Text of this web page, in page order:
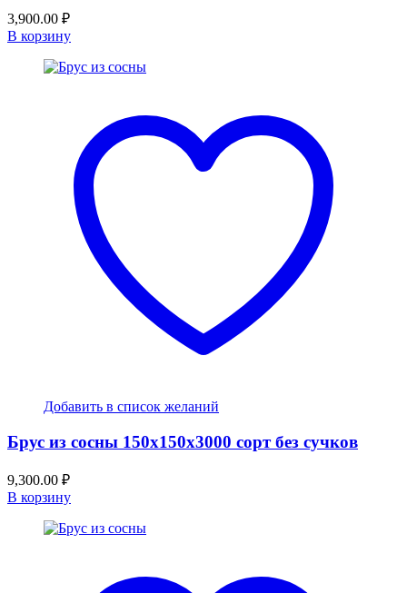
3,900.00 ₽
В корзину
Добавить в список желаний
Брус из сосны 150x150x3000 сорт без сучков
9,300.00 ₽
В корзину